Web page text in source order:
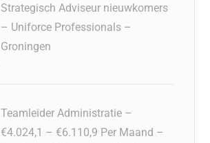
Strategisch Adviseur nieuwkomers
– Uniforce Professionals –
Groningen
Teamleider Administratie –
€4.024,1 – €6.110,9 Per Maand –